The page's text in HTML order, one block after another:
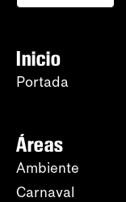
Inicio
Portada
Áreas
Ambiente
Carnaval